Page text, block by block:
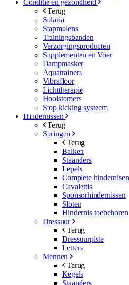
Conditie en gezondheid
Terug
Solaria
Stapmolens
Trainingsbanden
Verzorgingsproducten
Supplementen en Voer
Dampmasker
Aquatrainers
Vibrafloor
Lichttherapie
Hooistomers
Stop kicking systeem
Hindernissen
Terug
Springen
Terug
Balken
Staanders
Lepels
Complete hindernisen
Cavalettis
Sponsorhindernissen
Sloten
Hindernis toebehoren
Dressuur
Terug
Dressuurpiste
Letters
Mennen
Terug
Kegels
Staanders